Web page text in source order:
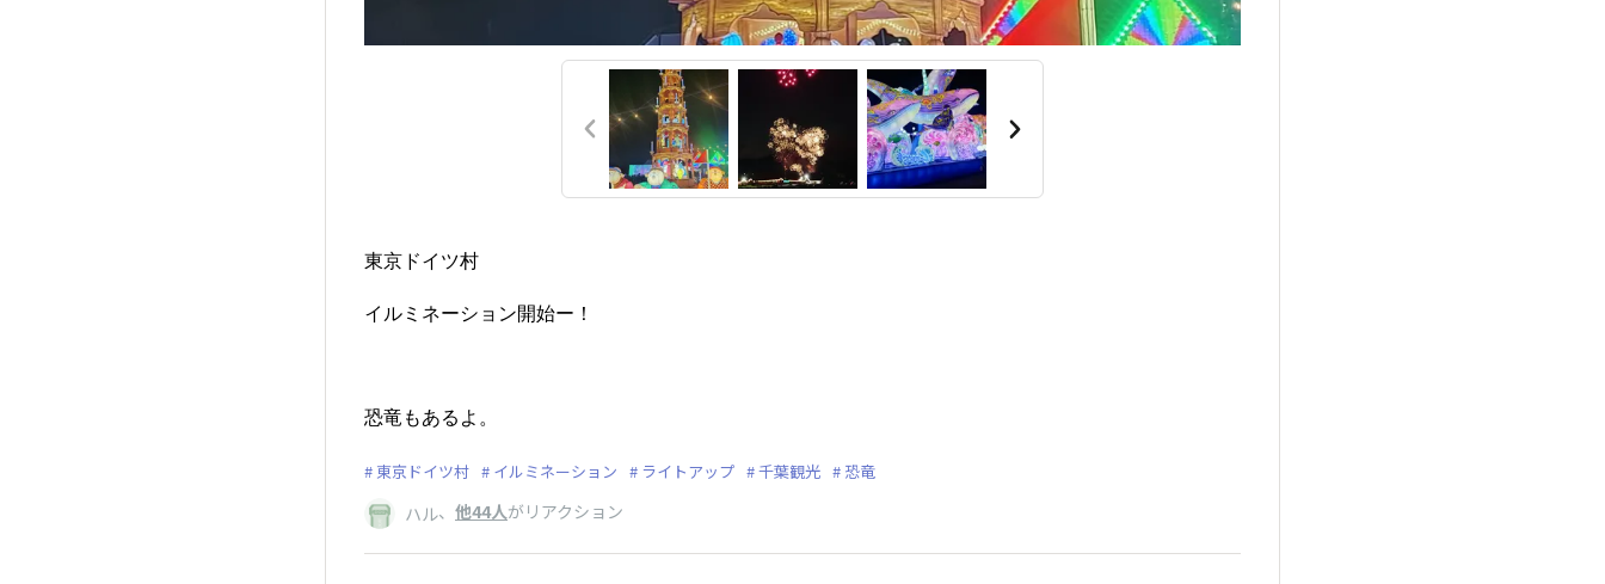
東京ドイツ村
イルミネーション開始ー！
恐竜もあるよ。
東京ドイツ村 イルミネーション ライトアップ 千葉観光 恐竜
ハル、 他44人がリアクション